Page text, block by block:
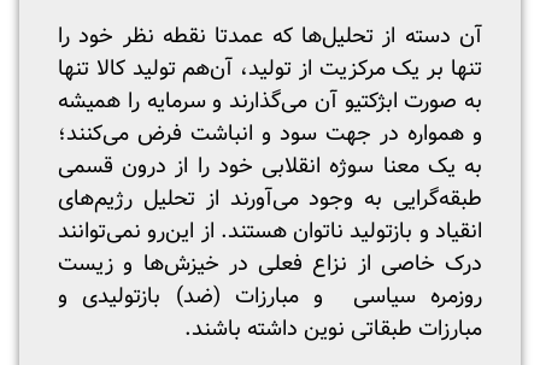
آن دسته از تحلیل‌ها که عمدتا نقطه نظر خود را
تنها بر یک مرکزیت از تولید، آن‌هم تولید کالا تنها
به صورت ابژکتیو آن می‌گذارند و سرمایه را همیشه
و همواره در جهت سود و انباشت فرض می‌کنند؛
به یک معنا سوژه انقلابی خود را از درون قسمی
طبقه‌گرایی به وجود می‌آورند از تحلیل رژیم‌های
انقیاد و بازتولید ناتوان هستند. از این‌رو نمی‌توانند
درک خاصی از نزاع فعلی در خیزش‌ها و زیست
روزمره سیاسی و مبارزات (ضد) بازتولیدی و
مبارزات طبقاتی نوین داشته باشند.